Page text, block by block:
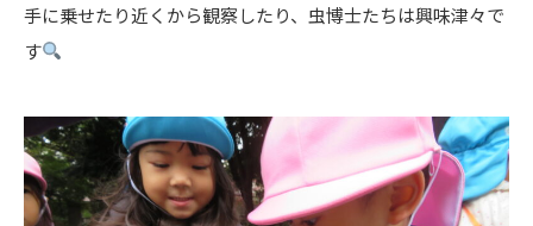
手に乗せたり近くから観察したり、虫博士たちは興味津々で
す